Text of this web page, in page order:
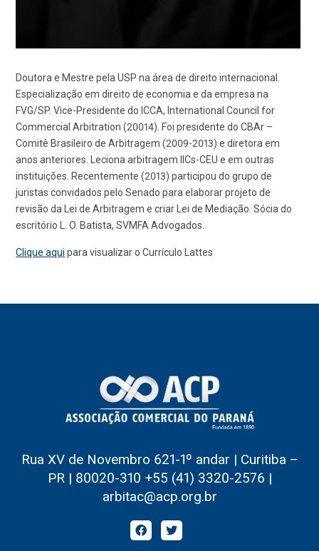
Doutora e Mestre pela USP na área de direito internacional.
Especialização em direito de economia e da empresa na
FVG/SP. Vice-Presidente do ICCA, International Council for
Commercial Arbitration (20014). Foi presidente do CBAr –
Comitê Brasileiro de Arbitragem (2009-2013) e diretora em
anos anteriores. Leciona arbitragem IICs-CEU e em outras
instituições. Recentemente (2013) participou do grupo de
juristas convidados pelo Senado para elaborar projeto de
revisão da Lei de Arbitragem e criar Lei de Mediação. Sócia do
escritório L. O. Batista, SVMFA Advogados.
Clique aqui para visualizar o Currículo Lattes
Rua XV de Novembro 621-1º andar | Curitiba –
PR | 80020-310 +55 (41) 3320-2576 |
arbitac@acp.org.br